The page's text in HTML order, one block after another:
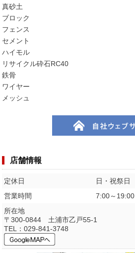
真砂土
ブロック
フェンス
セメント
ハイモル
リサイクル砕石RC40
鉄骨
ワイヤー
メッシュ
店舗情報
定休日
日・祝祭日
営業時間
7:00～19:00
所在地
〒300-0844 土浦市乙戸55-1
TEL：029-841-3748